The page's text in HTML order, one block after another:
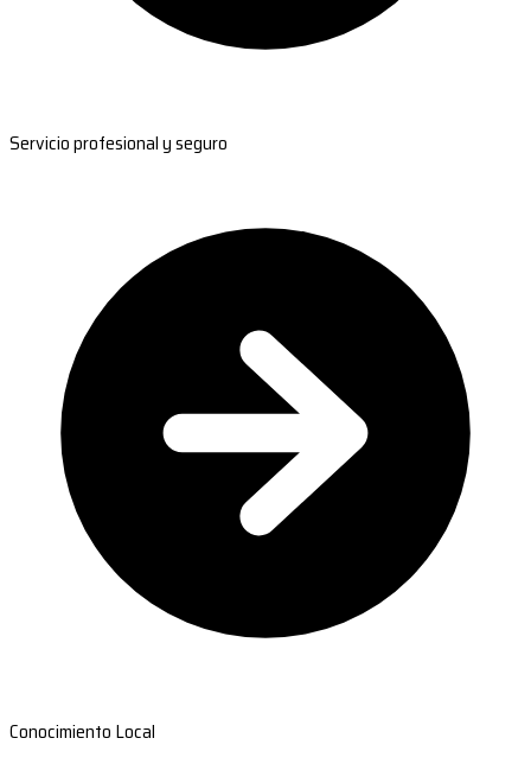
Servicio profesional y seguro
Conocimiento Local